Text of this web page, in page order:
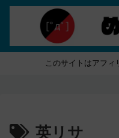
このサイトはアフィ
英リサ